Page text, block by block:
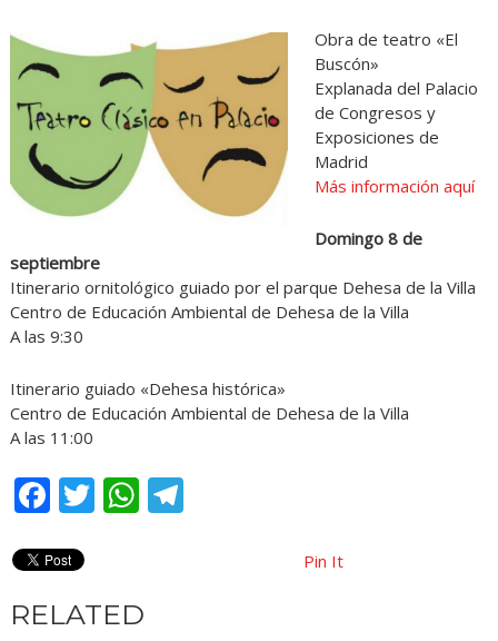
Obra de teatro «El
Buscón»
Explanada del Palacio
de Congresos y
Exposiciones de
Madrid
Más información aquí
Domingo 8 de
septiembre
Itinerario ornitológico guiado por el parque Dehesa de la Villa
Centro de Educación Ambiental de Dehesa de la Villa
A las 9:30
Itinerario guiado «Dehesa histórica»
Centro de Educación Ambiental de Dehesa de la Villa
A las 11:00
Facebook
Twitter
WhatsApp
Telegram
Pin It
RELATED